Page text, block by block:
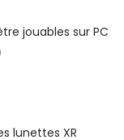
jouables sur PC
lunettes XR